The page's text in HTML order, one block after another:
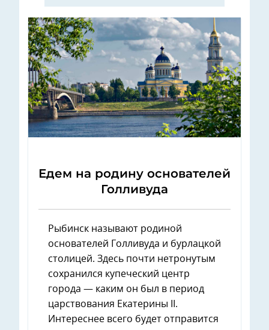
Едем на родину основателей
Голливуда
Рыбинск называют родиной
основателей Голливуда и бурлацкой
столицей. Здесь почти нетронутым
сохранился купеческий центр
города — каким он был в период
царствования Екатерины II.
Интереснее всего будет отправится